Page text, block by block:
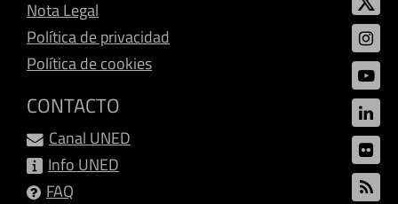
Nota Legal
Política de privacidad
Política de cookies
CONTACTO
Canal UNED
Info UNED
FAQ